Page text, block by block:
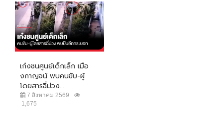
เก๋งชนศูนย์เด็กเล็ก เมือ
งกาญจน์ พบคนขับ-ผู้
โดยสารฉี่ม่วง...
7 สิงหาคม 2569
1,675